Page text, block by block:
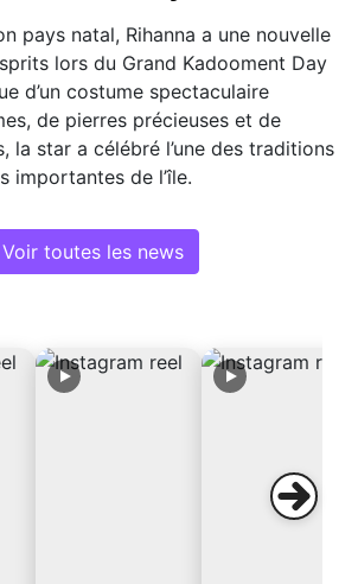
pays natal, Rihanna a une nouvelle
lors du Grand Kadooment Day
d’un costume spectaculaire
de pierres précieuses et de
la star a célébré l’une des traditions
importantes de l’île.
Voir toutes les news